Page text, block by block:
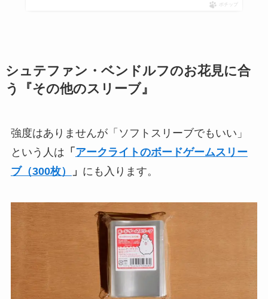
ポチップ
シュテファン・ベンドルフのお花見に合
う『その他のスリーブ』
強度はありませんが「ソフトスリーブでもいい」
という人は 「 アークライトのボードゲームスリー
ブ（300枚）
」 にも入ります。